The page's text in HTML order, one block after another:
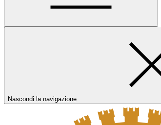
Nascondi la navigazione